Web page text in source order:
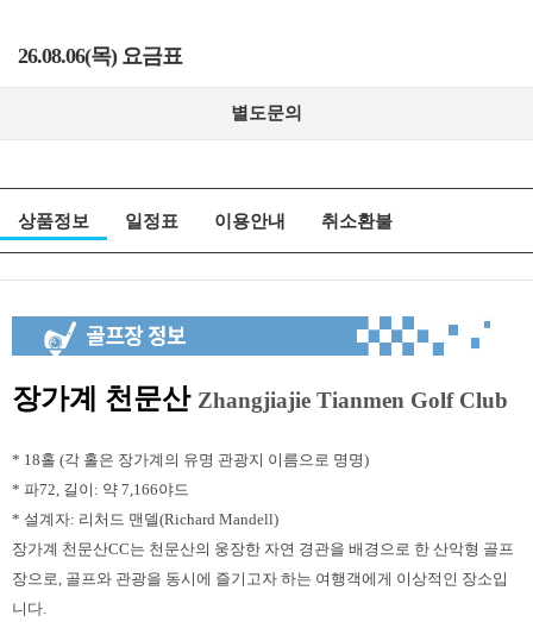
26.08.06(목) 요금표
별도문의
상품정보 일정표 이용안내 취소환불
장가계 천문산 Zhangjiajie Tianmen Golf Club
* 18홀 (각 홀은 장가계의 유명 관광지 이름으로 명명)
* 파72, 길이: 약 7,166야드
* 설계자: 리처드 맨델(Richard Mandell)
장가계 천문산CC는 천문산의 웅장한 자연 경관을 배경으로 한 산악형 골프
장으로, 골프와 관광을 동시에 즐기고자 하는 여행객에게 이상적인 장소입
니다.